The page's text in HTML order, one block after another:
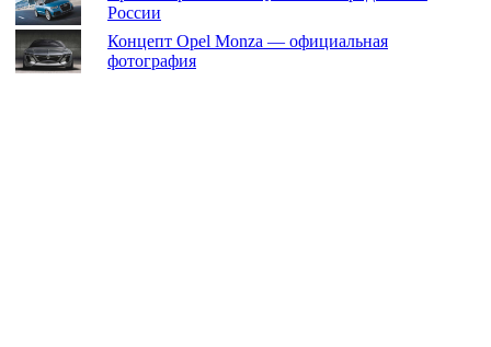
России
Концепт Opel Monza — официальная
фотография